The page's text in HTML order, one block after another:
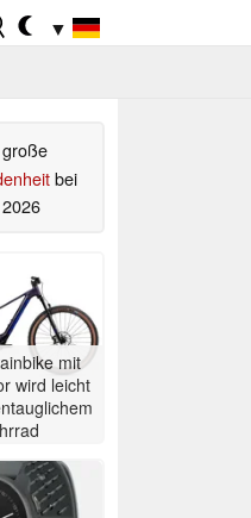
▼
bei
mit
wird leicht